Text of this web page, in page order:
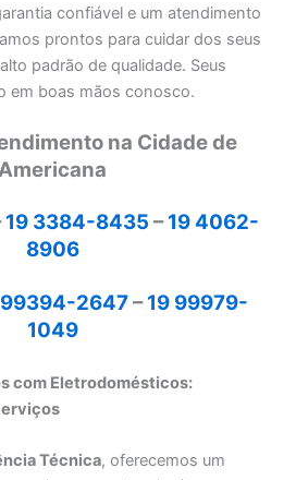
confiável e um atendimento
prontos para cuidar dos seus
padrão de qualidade. Seus
em boas mãos conosco.
na Cidade de
19 3384-8435 –19 4062-
8906
99394-2647–19 99979-
1049
com Eletrodomésticos:
Técnica, oferecemos um